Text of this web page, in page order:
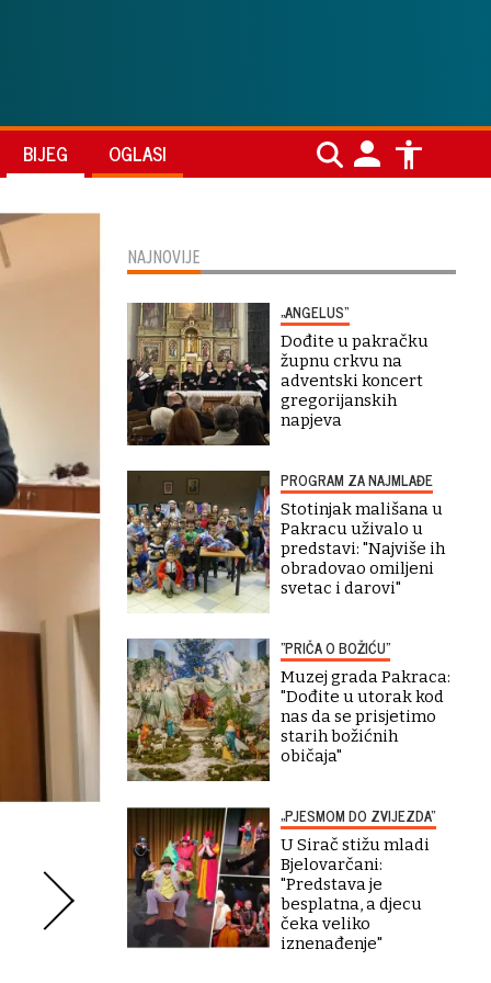
BIJEG OGLASI
NAJNOVIJE
„ANGELUS“
Dođite u pakračku
župnu crkvu na
adventski koncert
gregorijanskih
napjeva
PROGRAM ZA NAJMLAĐE
Stotinjak mališana u
Pakracu uživalo u
predstavi: "Najviše ih
obradovao omiljeni
svetac i darovi"
"PRIČA O BOŽIĆU"
Muzej grada Pakraca:
"Dođite u utorak kod
nas da se prisjetimo
starih božićnih
običaja"
„PJESMOM DO ZVIJEZDA“
U Sirač stižu mladi
Bjelovarčani:
"Predstava je
besplatna, a djecu
čeka veliko
iznenađenje"